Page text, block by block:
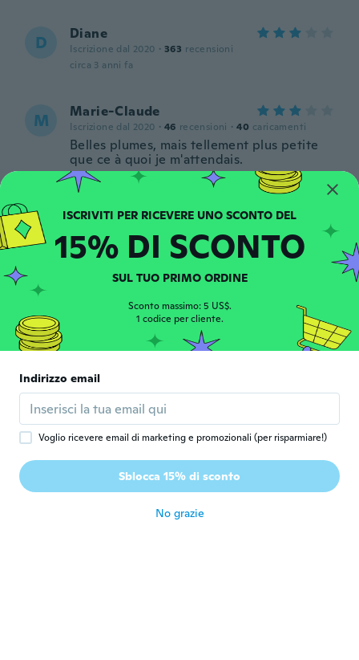
D Diane
Iscrizione dal 2020 · 363 recensioni
circa 3 anni fa
M Marie-Claude
Iscrizione dal 2020 · 46 recensioni · 40 caricamenti
Belles plumes, mais tellement plus petite
que ce à quoi je m'attendais.
circa 3 anni fa
K Kathrin
Iscrizione dal 2019 · 1002 recensioni · 10 caricamenti
Schön, aber ein bischen klein
circa 3 anni fa
T Iscrizione dal 2020 recensioni caricamenti
They're a little smaller than I anticipated
create with them.
K kimberly
Iscrizione dal 2019 · 46 recensioni · 7 caricamenti
they are sooo tiny.
15% DI SCONTO
SUL TUO PRIMO ORDINE
Sconto massimo: 5 US$.
1 codice per cliente.
Indirizzo email
Voglio ricevere email di marketing e promozionali (per risparmiare!)
Sblocca 15% di sconto
No grazie